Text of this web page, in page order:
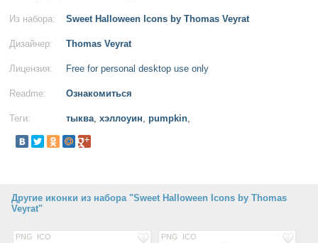
Из набора: Sweet Halloween Icons by Thomas Veyrat
Дизайнер: Thomas Veyrat
Лицензия: Free for personal desktop use only
Readme: Ознакомиться
Теги: тыква, хэллоуин, pumpkin,
Другие иконки из набора "Sweet Halloween Icons by Thomas
Veyrat"
PNG ICO PNG ICO